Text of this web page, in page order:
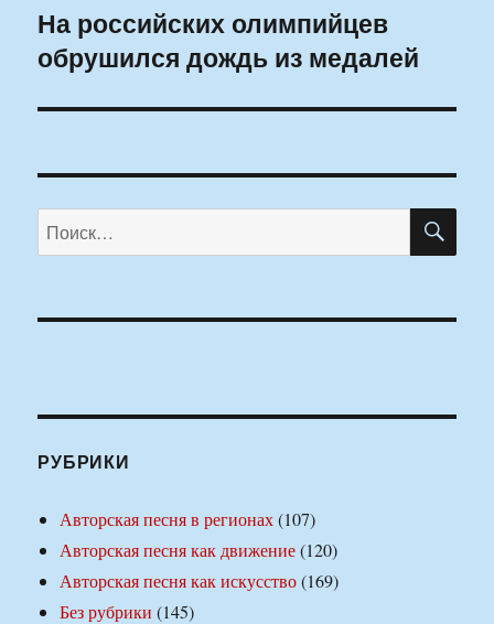
Следующая
запись:
На российских олимпийцев
обрушился дождь из медалей
Искать:
РУБРИКИ
Авторская песня в регионах(107)
Авторская песня как движение(120)
Авторская песня как искусство(169)
Без рубрики (145)